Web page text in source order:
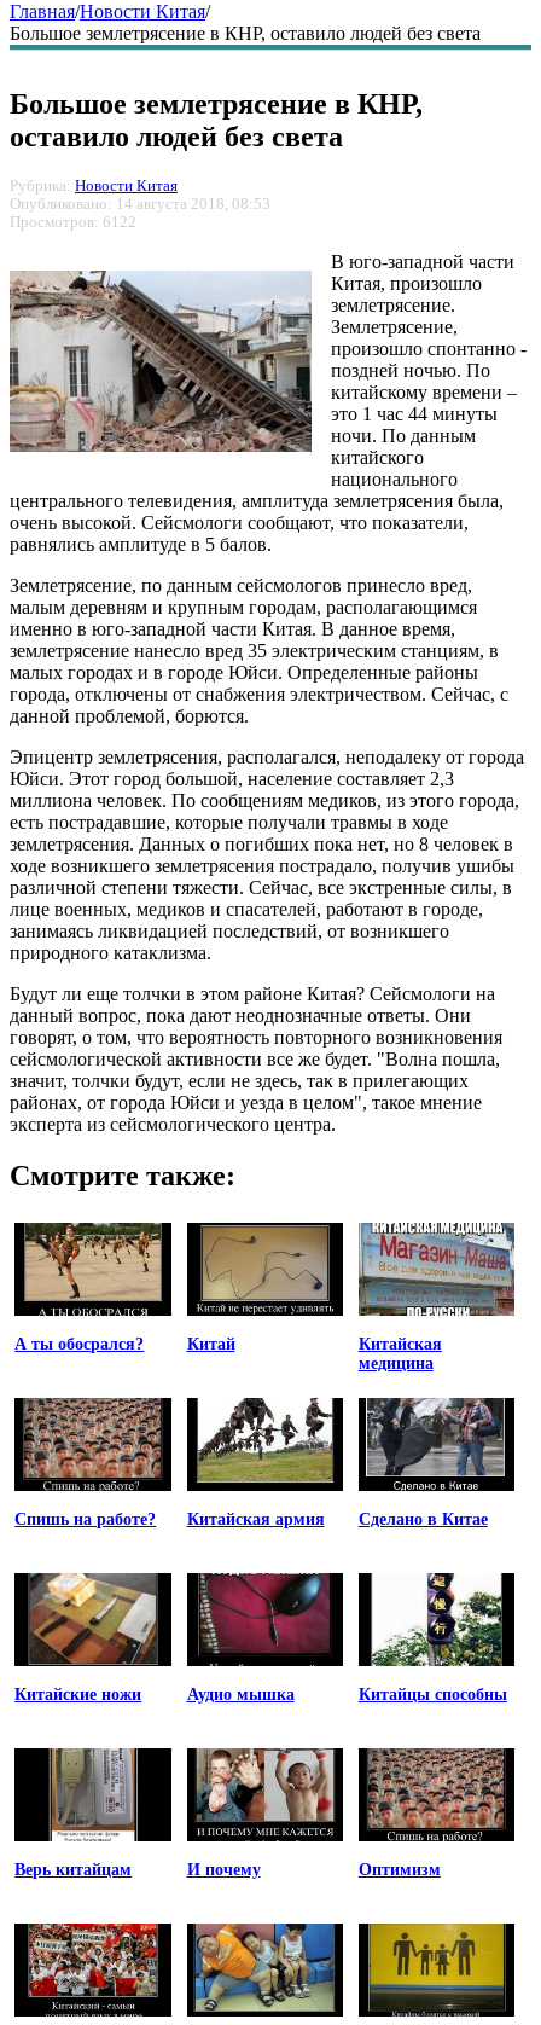
Главная/Новости Китая/
Большое землетрясение в КНР, оставило людей без света
Большое землетрясение в КНР,
оставило людей без света
Рубрика: Новости Китая
Опубликовано: 14 августа 2018, 08:53
Просмотров: 6122
В юго-западной части
Китая, произошло
землетрясение.
Землетрясение,
произошло спонтанно -
поздней ночью. По
китайскому времени –
это 1 час 44 минуты
ночи. По данным
китайского
национального
центрального телевидения, амплитуда землетрясения была,
очень высокой. Сейсмологи сообщают, что показатели,
равнялись амплитуде в 5 балов.
Землетрясение, по данным сейсмологов принесло вред,
малым деревням и крупным городам, располагающимся
именно в юго-западной части Китая. В данное время,
землетрясение нанесло вред 35 электрическим станциям, в
малых городах и в городе Юйси. Определенные районы
города, отключены от снабжения электричеством. Сейчас, с
данной проблемой, борются.
Эпицентр землетрясения, располагался, неподалеку от города
Юйси. Этот город большой, население составляет 2,3
миллиона человек. По сообщениям медиков, из этого города,
есть пострадавшие, которые получали травмы в ходе
землетрясения. Данных о погибших пока нет, но 8 человек в
ходе возникшего землетрясения пострадало, получив ушибы
различной степени тяжести. Сейчас, все экстренные силы, в
лице военных, медиков и спасателей, работают в городе,
занимаясь ликвидацией последствий, от возникшего
природного катаклизма.
Будут ли еще толчки в этом районе Китая? Сейсмологи на
данный вопрос, пока дают неоднозначные ответы. Они
говорят, о том, что вероятность повторного возникновения
сейсмологической активности все же будет. "Волна пошла,
значит, толчки будут, если не здесь, так в прилегающих
районах, от города Юйси и уезда в целом", такое мнение
эксперта из сейсмологического центра.
Смотрите также:
А ты обосрался? Китай
Китайская
медицина
Спишь на работе? Китайская армия Сделано в Китае
Китайские ножи Аудио мышка Китайцы способны
Верь китайцам И почему Оптимизм